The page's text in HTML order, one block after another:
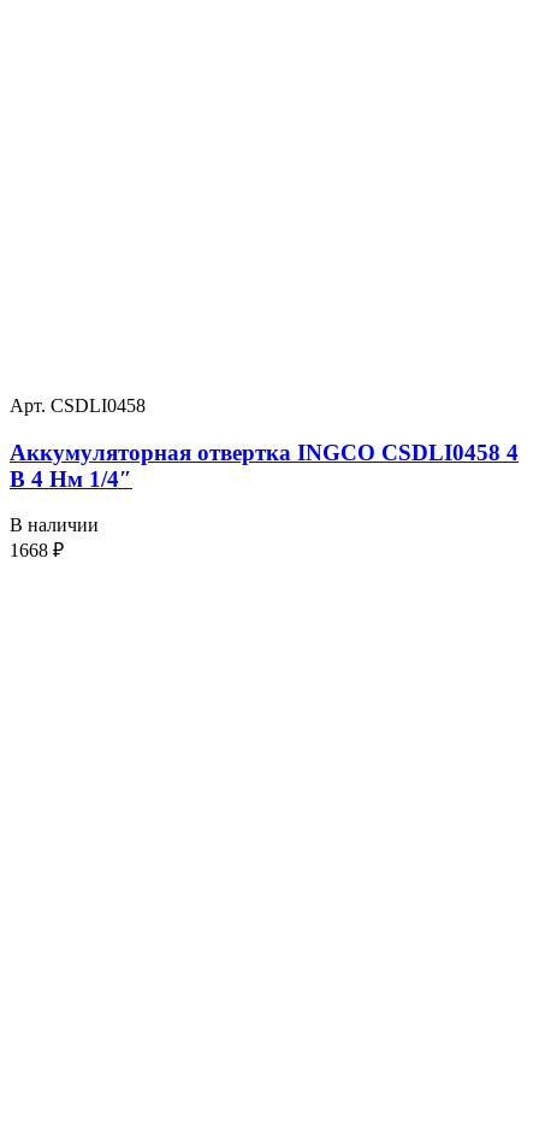
Арт. CSDLI0458
Аккумуляторная отвертка INGCO CSDLI0458 4
В 4 Нм 1/4″
В наличии
1668 ₽